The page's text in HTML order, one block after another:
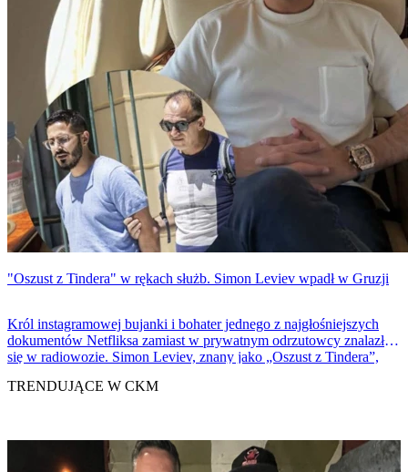
"Oszust z Tindera" w rękach służb. Simon Leviev wpadł w Gruzji
Król instagramowej bujanki i bohater jednego z najgłośniejszych
dokumentów Netfliksa zamiast w prywatnym odrzutowcy znalazł
się w radiowozie. Simon Leviev, znany jako „Oszust z Tindera”,
TRENDUJĄCE W CKM